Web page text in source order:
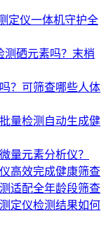
定仪一体机守护全
测硒元素吗？末梢
？可筛查哪些人体
量检测自动生成健
量元素分析仪？
高效完成健康筛查
适配全年龄段筛查
定仪检测结果如何